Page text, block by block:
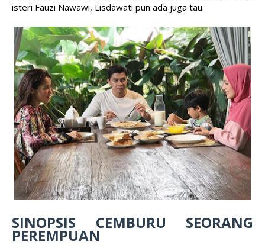
isteri Fauzi Nawawi, Lisdawati pun ada juga tau.
SINOPSIS CEMBURU SEORANG
PEREMPUAN